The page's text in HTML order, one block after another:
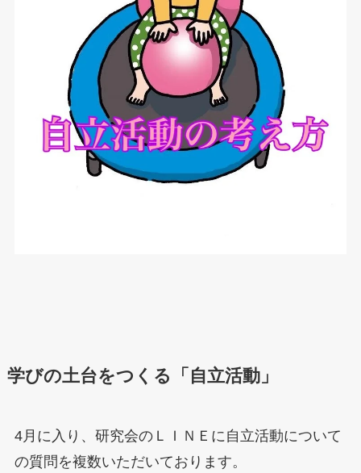
学びの土台をつくる「自立活動」
4月に入り、研究会のＬＩＮＥに自立活動について
の質問を複数いただいております。